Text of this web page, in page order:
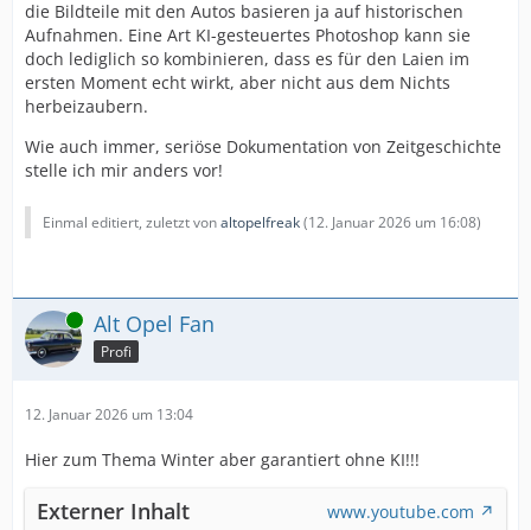
die Bildteile mit den Autos basieren ja auf historischen
Aufnahmen. Eine Art KI-gesteuertes Photoshop kann sie
doch lediglich so kombinieren, dass es für den Laien im
ersten Moment echt wirkt, aber nicht aus dem Nichts
herbeizaubern.
Wie auch immer, seriöse Dokumentation von Zeitgeschichte
stelle ich mir anders vor!
Einmal editiert, zuletzt vonaltopelfreak(12. Januar 2026 um 16:08)
Online Alt Opel Fan
Profi
12. Januar 2026 um 13:04
Hier zum Thema Winter aber garantiert ohne KI!!!
Externer Inhalt
www.youtube.com